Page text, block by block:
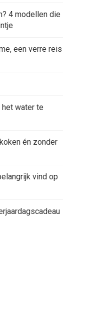
4 modellen die
een verre reis
water te
én zonder
vind op